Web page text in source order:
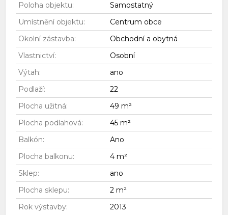
Poloha objektu:
Samostatný
Umístnění objektu:
Centrum obce
Okolní zástavba:
Obchodní a obytná
Vlastnictví:
Osobní
Výtah:
ano
Podlaží:
22
Plocha užitná:
49 m²
Plocha podlahová:
45 m²
Balkón:
Ano
Plocha balkonu:
4 m²
Sklep:
ano
Plocha sklepu:
2 m²
Rok výstavby:
2013